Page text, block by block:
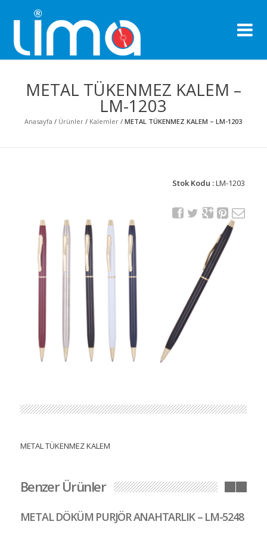
METAL TÜKENMEZ KALEM –
LM-1203
Anasayfa / Ürünler / Kalemler /METAL TÜKENMEZ KALEM – LM-1203
Stok Kodu :LM-1203
METAL TÜKENMEZ KALEM
Benzer Ürünler
METAL DÖKÜM PURJÖR ANAHTARLIK – LM-5248